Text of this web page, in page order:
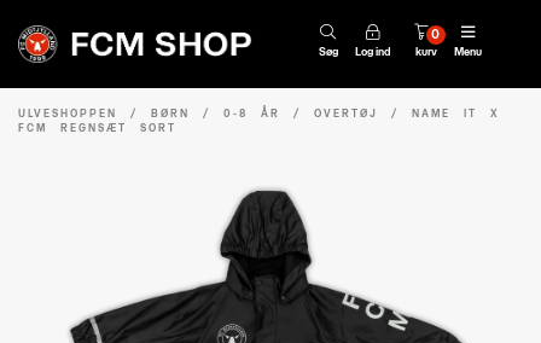
Søg Log ind kurv
0
Menu
ULVESHOPPEN / BØRN / 0-8 ÅR / OVERTØJ / NAME IT X
FCM REGNSÆT SORT